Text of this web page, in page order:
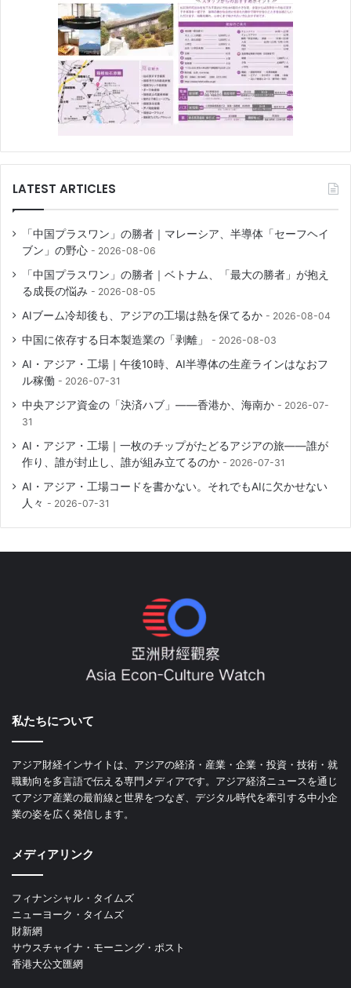
LATEST ARTICLES
「中国プラスワン」の勝者｜マレーシア、半導体「セーフヘイ
ブン」の野心
2026-08-06
「中国プラスワン」の勝者｜ベトナム、「最大の勝者」が抱え
る成長の悩み
2026-08-05
AIブーム冷却後も、アジアの工場は熱を保てるか 2026-08-04
中国に依存する日本製造業の「剥離」 2026-08-03
AI・アジア・工場｜午後10時、AI半導体の生産ラインはなおフ
ル稼働
2026-07-31
中央アジア資金の「決済ハブ」――香港か、海南か
2026-07-
31
AI・アジア・工場｜一枚のチップがたどるアジアの旅――誰が
作り、誰が封止し、誰が組み立てるのか
2026-07-31
AI・アジア・工場コードを書かない。それでもAIに欠かせない
人々
2026-07-31
私たちについて
アジア財経インサイトは、アジアの経済・産業・企業・投資・技術・就
職動向を多言語で伝える専門メディアです。アジア経済ニュースを通じ
てアジア産業の最前線と世界をつなぎ、デジタル時代を牽引する中小企
業の姿を広く発信します。
メディアリンク
フィナンシャル・タイムズ
ニューヨーク・タイムズ
財新網
サウスチャイナ・モーニング・ポスト
香港大公文匯網